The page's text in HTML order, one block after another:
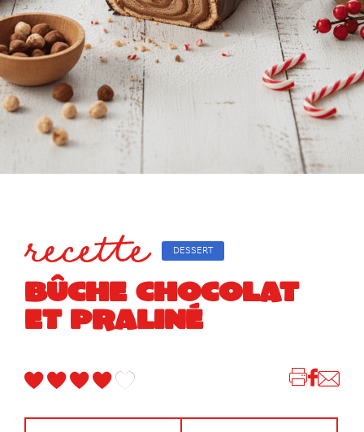
recette DESSERT
BÛCHE CHOCOLAT
ET PRALINÉ